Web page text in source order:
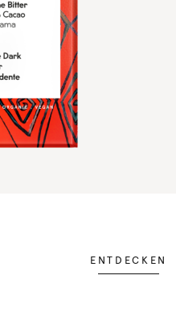
ENTDECKEN